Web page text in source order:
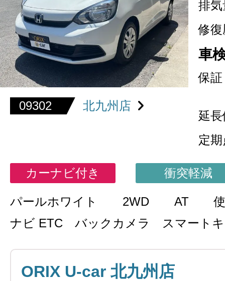
09302 北九州店
排気
修復
車
保証
延
定
カーナビ付き 衝突軽減
パールホワイト 2WD AT
ナビ ETC バックカメラ スマート
ORIX U-car 北九州店